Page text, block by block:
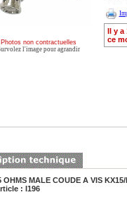
Photos non contractuelles
l'image pour agrandir
Il y a
ce
OHMS MALE COUDE A VIS KX15/
: I196